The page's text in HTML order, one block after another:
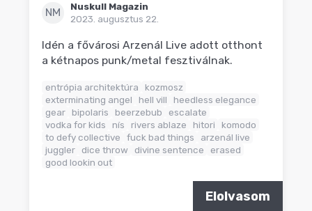
NM
Nuskull Magazin
2023. augusztus 22.
Idén a fővárosi Arzenál Live adott otthont
a kétnapos punk/metal fesztiválnak.
entrópia architektúra
kozmosz
exterminating angel
hell vill
heedless elegance
gear bipolaris beerzebub
escalate
vodka for kids
nís rivers ablaze hitori
komodo
to defy collective
fuck bad things
arzenál live
juggler
dice throw divine sentence
erased
good lookin out
Elolvasom